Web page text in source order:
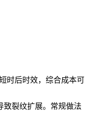
时后时效，综合成本可
致裂纹扩展。常规做法